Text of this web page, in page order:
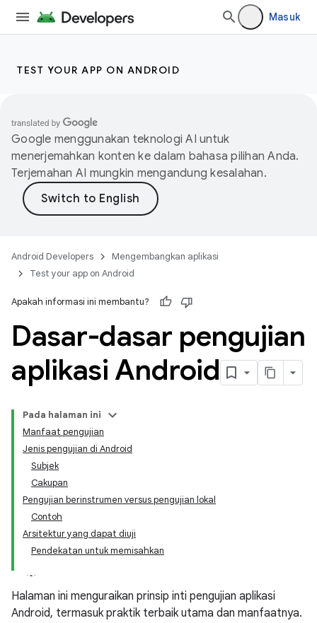
Masuk
TEST YOUR APP ON ANDROID
Google menggunakan teknologi AI untuk
menerjemahkan konten ke dalam bahasa pilihan Anda.
Terjemahan AI mungkin mengandung kesalahan.
Android Developers
Mengembangkan aplikasi
Test your app on Android
Apakah informasi ini membantu?
Dasar-dasar pengujian
aplikasi Android
Pada halaman ini
Manfaat pengujian
Jenis pengujian di Android
Subjek
Cakupan
Pengujian berinstrumen versus pengujian lokal
Contoh
Arsitektur yang dapat diuji
Pendekatan untuk memisahkan
Halaman ini menguraikan prinsip inti pengujian aplikasi
Android, termasuk praktik terbaik utama dan manfaatnya.